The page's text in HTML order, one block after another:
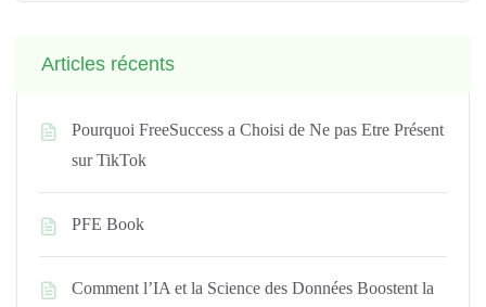
Articles récents
Pourquoi FreeSuccess a Choisi de Ne pas Etre Présent
sur TikTok
PFE Book
Comment l’IA et la Science des Données Boostent la